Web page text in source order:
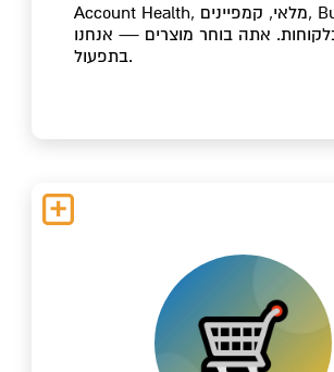
Account Health, מלאי, קמפיינים, Buy Box
אתה בוחר מוצרים — אנחנו
בתפעול.